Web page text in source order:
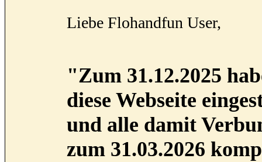
Liebe Flohandfun User,
"Zum 31.12.2025
diese Webseite
und alle damit
zum 31.03.2026